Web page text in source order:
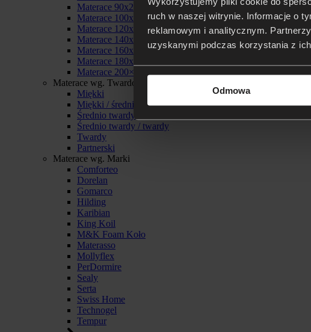
ruch w naszej witrynie. Informacje o
reklamowym i analitycznym.
uzyskanymi podczas korzystania z ich
Odmowa
Materace 90x200
Materace 100x200
Materace 120x200
Materace 140x200
Materace 160x200
Materace 180x200
Materace 200×200
Materace wg. Twardości
Miękki
Miękki / średnio twardy
Średnio twardy
Średnio twardy / twardy
Twardy
Partnerski
Materace wg. Marki
Comforteo
Dorelan
Gomarco
Hilding
Karibian
King Koil
M&K Foam Koło
Materasso
Mollyflex
PerDormire
Sealy
Serta
Swiss Home
Technogel
Tempur